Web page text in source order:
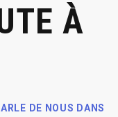
À
DE NOUS DANS